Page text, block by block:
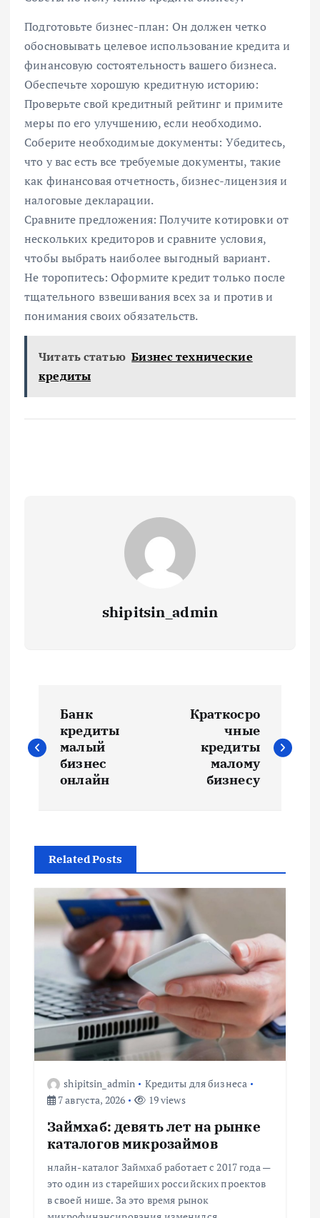
Подготовьте бизнес-план: Он должен четко
обосновывать целевое использование кредита и
финансовую состоятельность вашего бизнеса.
Обеспечьте хорошую кредитную историю:
Проверьте свой кредитный рейтинг и примите
меры по его улучшению, если необходимо.
Соберите необходимые документы: Убедитесь,
что у вас есть все требуемые документы, такие
как финансовая отчетность, бизнес-лицензия и
налоговые декларации.
Сравните предложения: Получите котировки от
нескольких кредиторов и сравните условия,
чтобы выбрать наиболее выгодный вариант.
Не торопитесь: Оформите кредит только после
тщательного взвешивания всех за и против и
понимания своих обязательств.
Читать статью Бизнес технические
кредиты
shipitsin_admin
а
г
а
ц
и
я
п
о
Банк
кредиты
малый
бизнес
онлайн
Краткосро
чные
кредиты
малому
бизнесу
Related Posts
shipitsin_admin
Кредиты для бизнеса
7 августа, 2026
19 views
Займхаб: девять лет на рынке
каталогов микрозаймов
нлайн-каталог Займхаб работает с 2017 года —
это один из старейших российских проектов
в своей нише. За это время рынок